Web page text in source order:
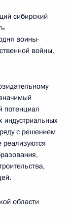
сибирский
воины-
войны,
потенциал
индустриальных
с решением
области